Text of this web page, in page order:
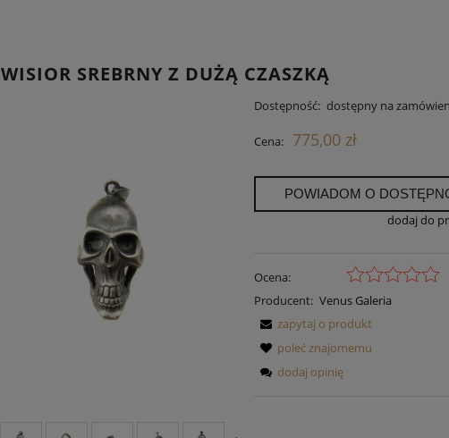
WISIOR SREBRNY Z DUŻĄ CZASZKĄ
Dostępność: dostępny na
Cena: 775,00 zł
POWIADOM O
dodaj do
Ocena:
Producent: Venus Galeria
zapytaj o produkt
poleć znajomemu
dodaj opinię